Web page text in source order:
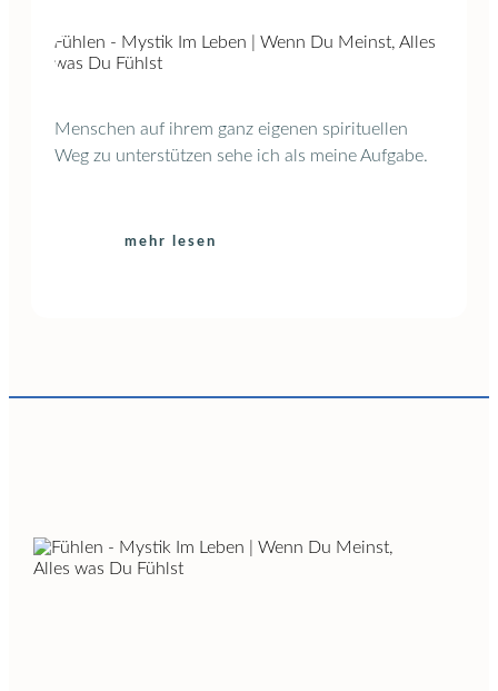
Menschen auf ihrem ganz eigenen spirituellen
Weg zu unterstützen sehe ich als meine Aufgabe.
mehr lesen